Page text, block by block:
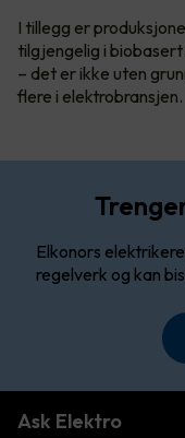
I tillegg er
tilgjengelig i
– det er ikke uten
flere i elektrobransjen.
Elkonors
regelverk og kan
Ask Elektro